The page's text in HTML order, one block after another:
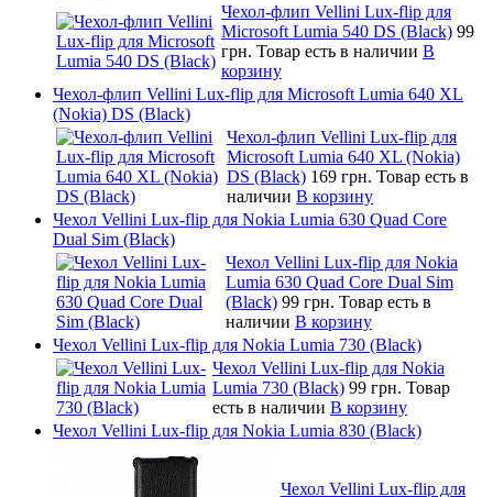
Чехол-флип Vellini Lux-flip для
Microsoft Lumia 540 DS (Black) 99
грн. Товар есть в наличии В
корзину
Чехол-флип Vellini Lux-flip для Microsoft Lumia 640 XL
(Nokia) DS (Black)
Чехол-флип Vellini Lux-flip для
Microsoft Lumia 640 XL (Nokia)
DS (Black) 169 грн. Товар есть в
наличии В корзину
Чехол Vellini Lux-flip для Nokia Lumia 630 Quad Core
Dual Sim (Black)
Чехол Vellini Lux-flip для Nokia
Lumia 630 Quad Core Dual Sim
(Black) 99 грн. Товар есть в
наличии В корзину
Чехол Vellini Lux-flip для Nokia Lumia 730 (Black)
Чехол Vellini Lux-flip для Nokia
Lumia 730 (Black) 99 грн. Товар
есть в наличии В корзину
Чехол Vellini Lux-flip для Nokia Lumia 830 (Black)
Чехол Vellini Lux-flip для